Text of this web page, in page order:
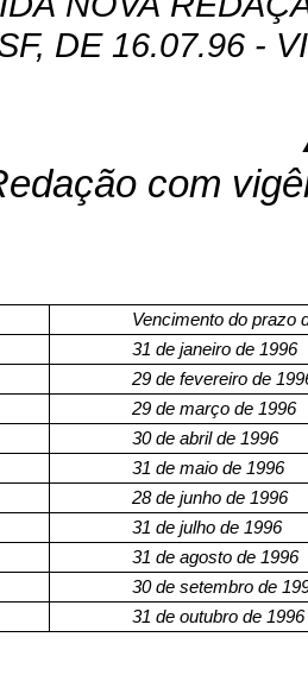
DE 16.07.96 -
com
Vencimento do prazo
31 de janeiro de 1996
29 de fevereiro de
29 de março de 1996
30 de abril de 1996
31 de maio de 1996
28 de junho de 1996
31 de julho de 1996
31 de agosto de 1996
30 de setembro de
31 de outubro de 1996